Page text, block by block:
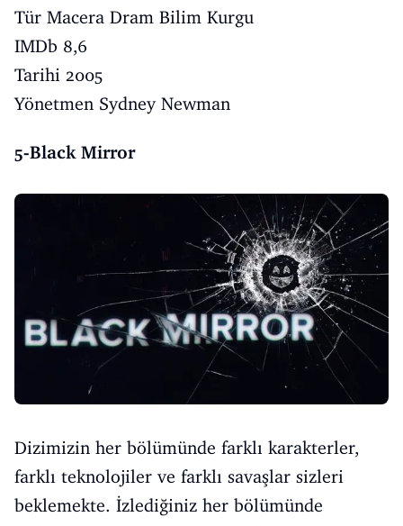
Tür Macera Dram Bilim Kurgu
IMDb 8,6
Tarihi 2005
Yönetmen Sydney Newman
5-Black Mirror
Dizimizin her bölümünde farklı karakterler,
farklı teknolojiler ve farklı savaşlar sizleri
beklemekte. İzlediğiniz her bölümünde